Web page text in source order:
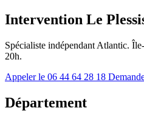
Intervention Le
Spécialiste indépendant Atlantic.
20h.
Appeler le 06 44 64 28 18
Département